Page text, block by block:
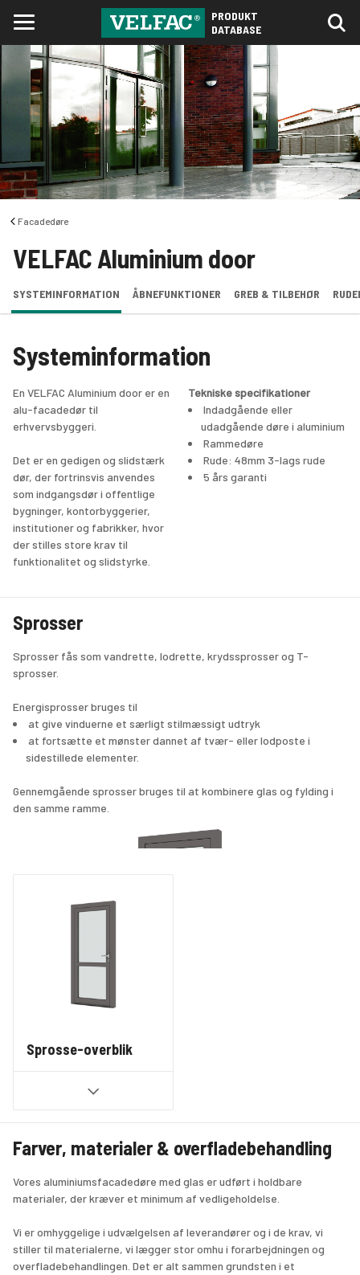
PRODUKT
DATABASE
Facadedøre
VELFAC Aluminium door
SYSTEMINFORMATION ÅBNEFUNKTIONER GREB & TILBEHØR
Systeminformation
En VELFAC Aluminium door er en
alu-facadedør til
erhvervsbyggeri.
Det er en gedigen og slidstærk
dør, der fortrinsvis anvendes
som indgangsdør i offentlige
bygninger, kontorbyggerier,
institutioner og fabrikker, hvor
der stilles store krav til
funktionalitet og slidstyrke.
udvendigt og indvendigt.
Et bredt udvalg af tilbehør og
låsekasser sikrer dørenes
herunder en række
adgangskontrolløsninger.
Fortæl os dine dørkrav, så
sammensætter vi den dør, der
Sammen med VELFAC
facadedøren mulighed for en
et minimalt behov for
vedligeholdelse.
Tekniske specifikationer
udadgående døre i aluminium
Rammedøre
Rude: 48mm 3-lags rude
5 års garanti
Sprosser
Sprosser fås som vandrette, lodrette, krydssprosser og T-
sprosser.
Energisprosser bruges til
at give vinduerne et særligt stilmæssigt udtryk
sidestillede elementer.
Gennemgående sprosser bruges til at kombinere glas og fylding i
den samme ramme.
Sprosse-overblik
Farver, materialer & overfladebehandling
Vores aluminiumsfacadedøre med glas er udført i holdbare
materialer, der kræver et minimum af vedligeholdelse.
Vi er omhyggelige i udvælgelsen af leverandører og i de krav, vi
stiller til materialerne, vi lægger stor omhu i forarbejdningen og
overfladebehandlingen. Det er alt sammen grundsten i et